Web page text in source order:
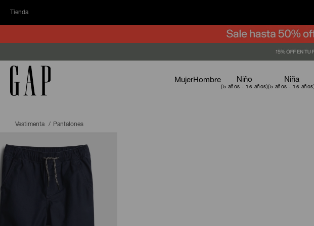
Tienda
MujerHombre Niño Niña
Vestimenta Pantalones